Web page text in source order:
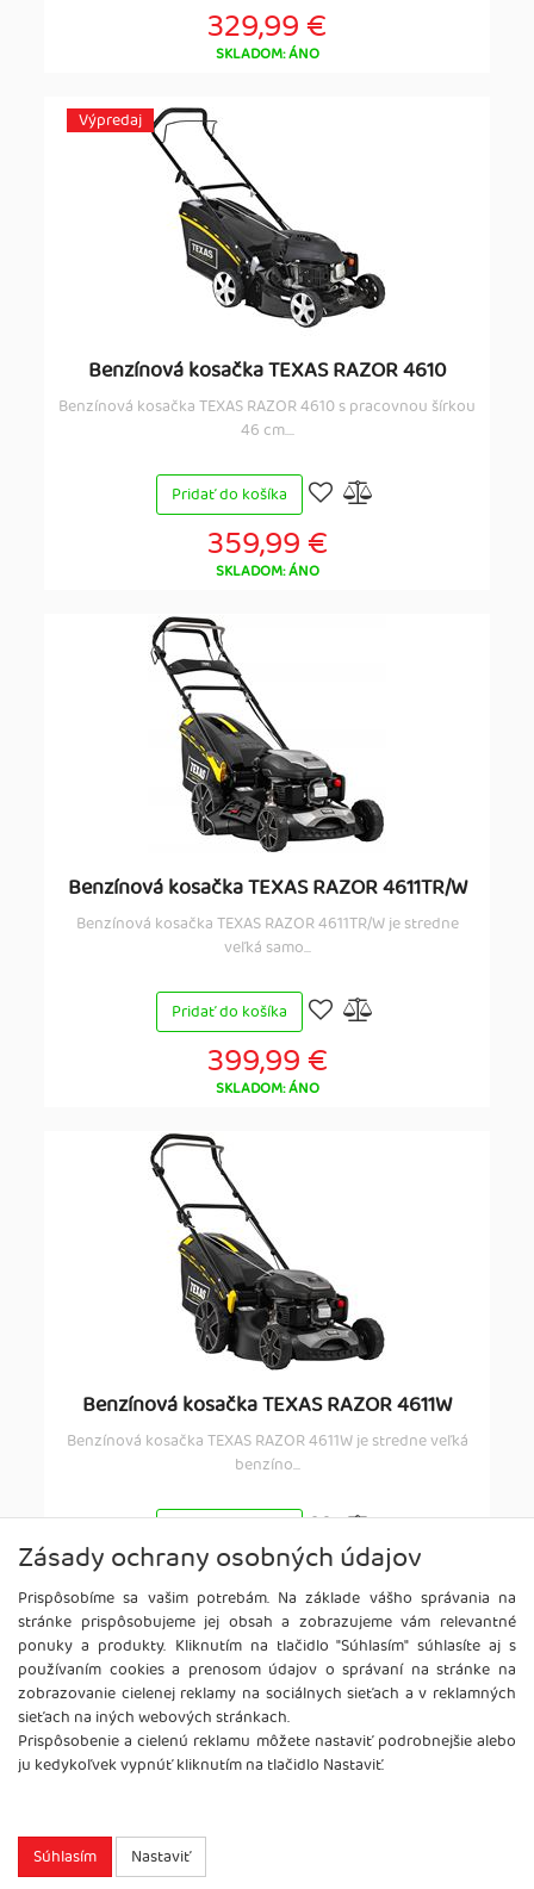
329,99 €
SKLADOM: ÁNO
Výpredaj
Benzínová kosačka TEXAS RAZOR 4610
Benzínová kosačka TEXAS RAZOR 4610 s pracovnou šírkou
46 cm....
Pridať do košíka
359,99 €
SKLADOM: ÁNO
Benzínová kosačka TEXAS RAZOR 4611TR/W
Benzínová kosačka TEXAS RAZOR 4611TR/W je stredne
veľká samo...
Pridať do košíka
399,99 €
SKLADOM: ÁNO
Benzínová kosačka TEXAS RAZOR 4611W
Benzínová kosačka TEXAS RAZOR 4611W je stredne veľká
benzíno...
349,99 €
NA OBJEDNÁVKU
Zásady ochrany osobných údajov
Prispôsobíme sa vašim potrebám. Na základe vášho správania na
stránke prispôsobujeme jej obsah a zobrazujeme vám relevantné
ponuky a produkty. Kliknutím na tlačidlo "Súhlasím" súhlasíte aj s
používaním cookies a prenosom údajov o správaní na stránke na
zobrazovanie cielenej reklamy na sociálnych sieťach a v reklamných
sieťach na iných webových stránkach.
Prispôsobenie a cielenú reklamu môžete nastaviť podrobnejšie alebo
ju kedykoľvek vypnúť kliknutím na tlačidlo Nastaviť.
Súhlasím Nastaviť